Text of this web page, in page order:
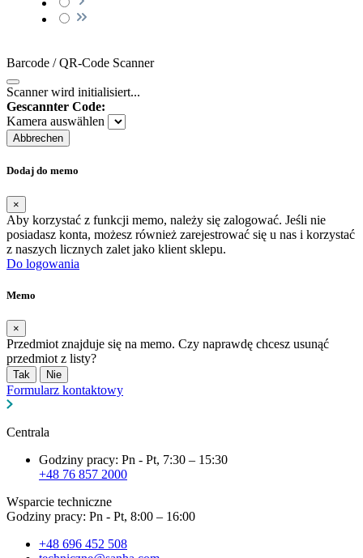
Barcode / QR-Code Scanner
Scanner wird initialisiert...
Gescannter Code:
Kamera auswählen
Abbrechen
Dodaj do memo
×
Aby korzystać z funkcji memo, należy się zalogować. Jeśli nie
posiadasz konta, możesz również zarejestrować się u nas i korzystać
z naszych licznych zalet jako klient sklepu.
Do logowania
Memo
×
Przedmiot znajduje się na memo. Czy naprawdę chcesz usunąć
przedmiot z listy?
Tak Nie
Formularz kontaktowy
Centrala
Godziny pracy: Pn - Pt, 7:30 – 15:30
+48 76 857 2000
Wsparcie techniczne
Godziny pracy: Pn - Pt, 8:00 – 16:00
+48 696 452 508